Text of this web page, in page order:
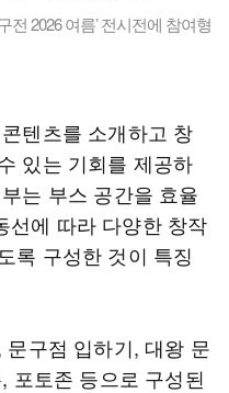
전 2026 여름’ 전시전에 참여형
텐츠를 소개하고 창
있는 기회를 제공하
는 부스 공간을 효율
선에 따라 다양한 창작
록 구성한 것이 특징
구점 입하기, 대왕 문
포토존 등으로 구성된